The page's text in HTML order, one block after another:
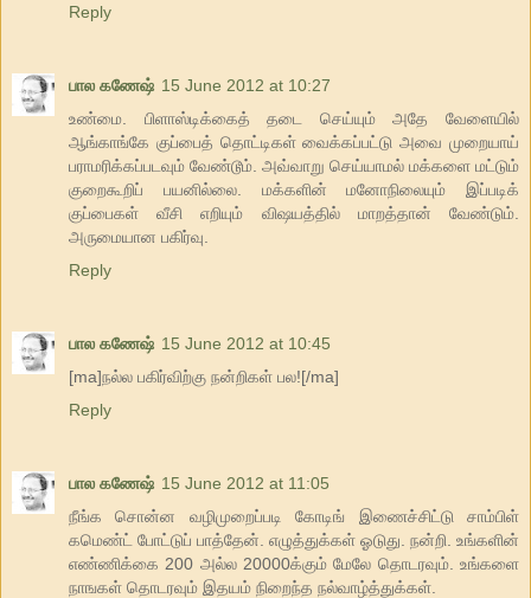
Reply
பால கணேஷ் 15 June 2012 at 10:27
உண்மை. பிளாஸ்டிக்கைத் தடை செய்யும் அதே வேளையில்
ஆங்காங்கே குப்பைத் தொட்டிகள் வைக்கப்பட்டு அவை முறையாய்
பராமரிக்கப்படவும் வேண்டூம். அவ்வாறு செய்யாமல் மக்களை மட்டும்
குறைகூறிப் பயனில்லை. மக்களின் மனோநிலையும் இப்படிக்
குப்பைகள் வீசி எறியும் விஷயத்தில் மாறத்தான் வேண்டும்.
அருமையான பகிர்வு.
Reply
பால கணேஷ் 15 June 2012 at 10:45
[ma]நல்ல பகிர்விற்கு நன்றிகள் பல![/ma]
Reply
பால கணேஷ் 15 June 2012 at 11:05
நீங்க சொன்ன வழிமுறைப்படி கோடிங் இணைச்சிட்டு சாம்பிள்
கமெண்ட் போட்டுப் பாத்தேன். எழுத்துக்கள் ஓடுது. நன்றி. உங்களின்
எண்ணிக்கை 200 அல்ல 20000க்கும் மேலே தொடரவும். உங்களை
நாஙகள் தொடரவும் இதயம் நிறைந்த நல்வாழ்த்துக்கள்.